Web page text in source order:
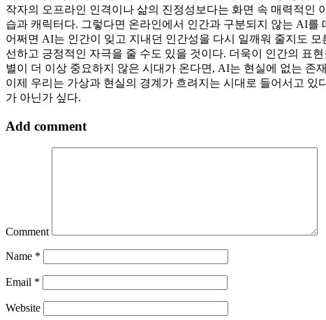
작자의 오프라인 인격이나 삶의 진정성보다는 화면 속 매력적인
습과 캐릭터다. 그렇다면 온라인에서 인간과 구분되지 않는 AI
어쩌면 AI는 인간이 잊고 지내던 인간성을 다시 일깨워 줄지도
선하고 긍정적인 자극을 줄 수도 있을 것이다. 더욱이 인간의 표
별이 더 이상 중요하지 않은 시대가 온다면, AI는 현실에 없는 존
이제 우리는 가상과 현실의 경계가 흐려지는 시대로 들어서고
가 아닌가 싶다.
Add comment
Comment
Name *
Email *
Website